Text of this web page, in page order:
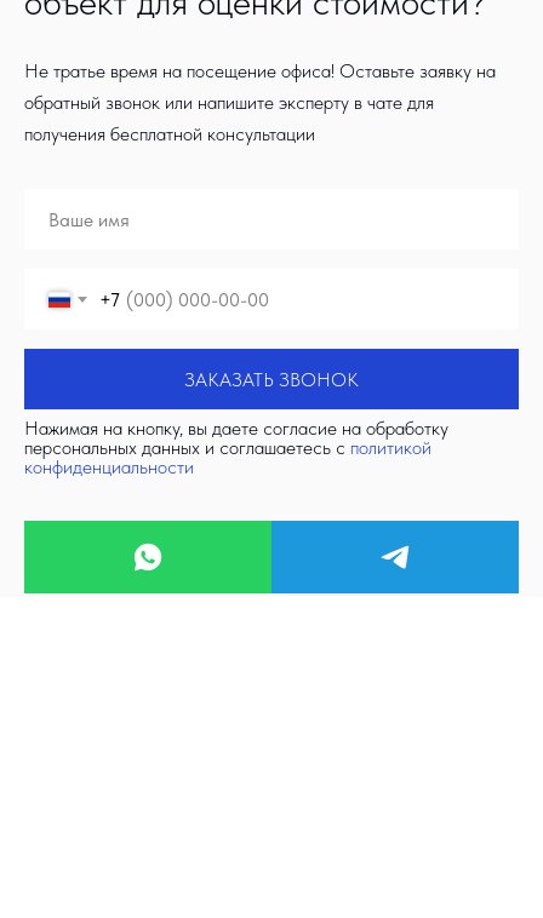
Не тратье время на посещение офиса! Оставьте заявку на
обратный звонок или напишите эксперту в чате для
получения бесплатной консультации
+7
ЗАКАЗАТЬ ЗВОНОК
Нажимая на кнопку, вы даете согласие на обработку
персональных данных и соглашаетесь c политикой
конфиденциальности